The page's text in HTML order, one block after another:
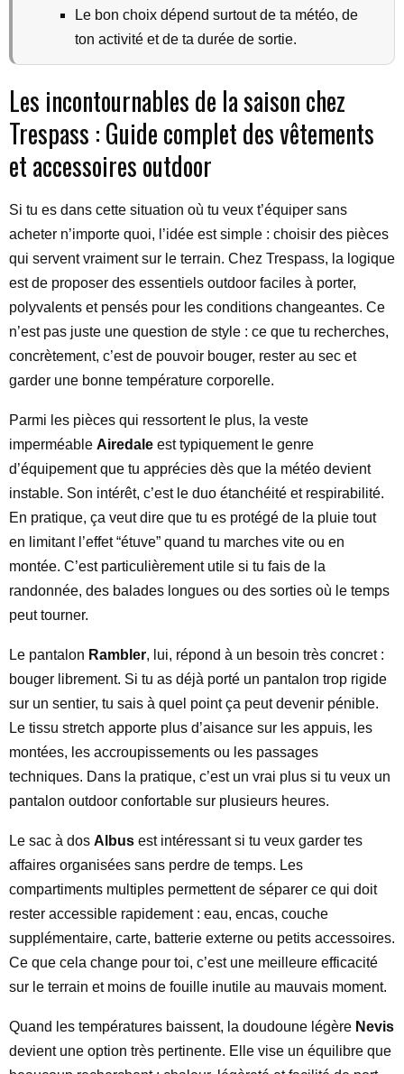
Le bon choix dépend surtout de ta météo, de
ton activité et de ta durée de sortie.
Les incontournables de la saison chez
Trespass : Guide complet des vêtements
et accessoires outdoor
Si tu es dans cette situation où tu veux t’équiper sans
acheter n’importe quoi, l’idée est simple : choisir des pièces
qui servent vraiment sur le terrain. Chez Trespass, la logique
est de proposer des essentiels outdoor faciles à porter,
polyvalents et pensés pour les conditions changeantes. Ce
n’est pas juste une question de style : ce que tu recherches,
concrètement, c’est de pouvoir bouger, rester au sec et
garder une bonne température corporelle.
Parmi les pièces qui ressortent le plus, la veste
imperméable Airedale est typiquement le genre
d’équipement que tu apprécies dès que la météo devient
instable. Son intérêt, c’est le duo étanchéité et respirabilité.
En pratique, ça veut dire que tu es protégé de la pluie tout
en limitant l’effet “étuve” quand tu marches vite ou en
montée. C’est particulièrement utile si tu fais de la
randonnée, des balades longues ou des sorties où le temps
peut tourner.
Le pantalon Rambler, lui, répond à un besoin très concret :
bouger librement. Si tu as déjà porté un pantalon trop rigide
sur un sentier, tu sais à quel point ça peut devenir pénible.
Le tissu stretch apporte plus d’aisance sur les appuis, les
montées, les accroupissements ou les passages
techniques. Dans la pratique, c’est un vrai plus si tu veux un
pantalon outdoor confortable sur plusieurs heures.
Le sac à dos Albus est intéressant si tu veux garder tes
affaires organisées sans perdre de temps. Les
compartiments multiples permettent de séparer ce qui doit
rester accessible rapidement : eau, encas, couche
supplémentaire, carte, batterie externe ou petits accessoires.
Ce que cela change pour toi, c’est une meilleure efficacité
sur le terrain et moins de fouille inutile au mauvais moment.
Quand les températures baissent, la doudoune légère Nevis
devient une option très pertinente. Elle vise un équilibre que